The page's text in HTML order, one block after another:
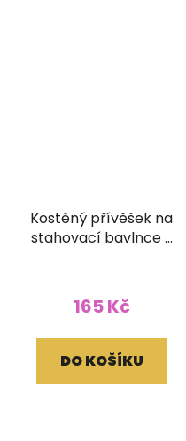
Kostěný přívěšek na
stahovací bavlnce s
165 Kč
DO KOŠÍKU